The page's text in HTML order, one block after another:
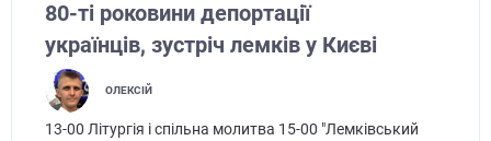
80-ті роковини депортації
українців, зустріч лемків у Києві
ОЛЕКСІЙ
13-00 Літургія і спільна молитва 15-00 "Лемківський